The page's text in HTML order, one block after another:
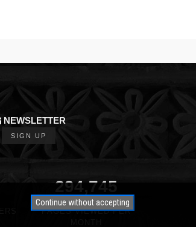
NEWSLETTER
SIGN UP
350,000
PAGES VIEWED PER
Continue without accepting